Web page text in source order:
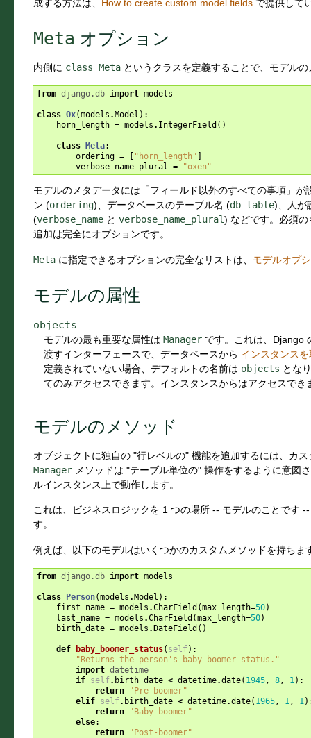
成する方法は、 How to create custom model fields で提供して
Meta オプション
内側に class Meta というクラスを定義することで、モデル
from django.db import models
class Ox(models .Model ):
horn_length = models . IntegerField ()
class Meta:
ordering = [ "horn_length" ]
verbose_name_plural
= "oxen"
モデルのメタデータには「フィールド以外のすべての事項」
ン (ordering)、データベースのテーブル名 (db_table)、人が
(verbose_name と verbose_name_plural) などです。必須
追加は完全にオプションです。
Meta に指定できるオプションの完全なリストは、 モデルオプ
モデルの属性
objects
モデルの最も重要な属性は Manager です。これは、Django
渡すインターフェースで、データベースから インスタンス
定義されていない場合、デフォルトの名前は objects とな
てのみアクセスできます。インスタンスからはアクセスでき
モデルのメソッド
オブジェクトに独自の "行レベルの" 機能を追加するには、カ
Manager メソッドは "テーブル単位の" 操作をするように意図
ルインスタンス上で動作します。
これは、ビジネスロジックを 1 つの場所 -- モデルのことです
す。
例えば、以下のモデルはいくつかのカスタムメソッドを持ちま
from django.db import models
class Person(models .Model ):
first_name = models .CharField (max_length=50)
last_name = models .CharField (max_length=50)
birth_date = models .DateField ()
def baby_boomer_status( self):
"Returns the person's baby-boomer status."
import datetime
if self. birth_date < datetime.date( 1945, 8, 1 ):
return
"Pre-boomer"
elif self. birth_date < datetime.date( 1965, 1 , 1
return
"Baby boomer"
else:
return
"Post-boomer"